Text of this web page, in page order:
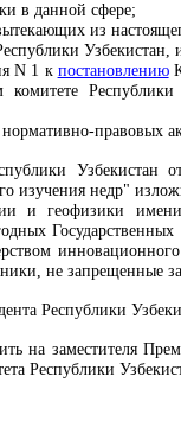
в данной сфере;
из
Узбекистан,
N 1 к постановлению
комитете
правовых
изучения недр"
и геофизики
не запрещенные
Республики
на заместителя
Республики